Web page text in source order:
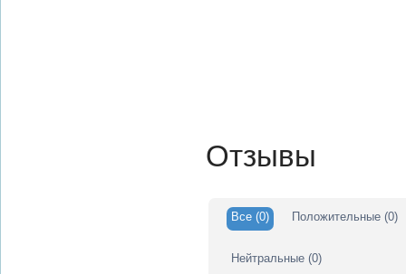
Отзывы
Все(0) Положительные (0)
Нейтральные (0)